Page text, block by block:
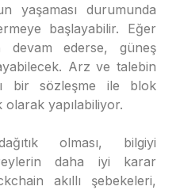
yaşaması durumunda
başlayabilir. Eğer
devam ederse, güneş
Arz ve talebin
bir sözleşme ile blok
olarak yapılabiliyor.
olması, bilgiyi
daha iyi karar
akıllı şebekeleri,